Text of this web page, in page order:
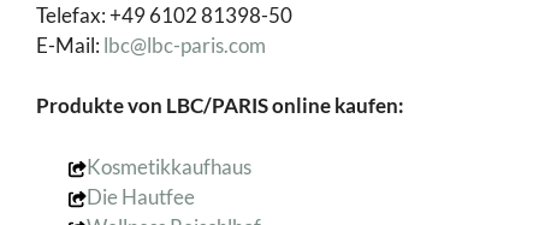
Telefax: +49 6102 81398-50
E-Mail: lbc@lbc-paris.com
Produkte von LBC/PARIS online kaufen:
Kosmetikkaufhaus
Die Hautfee